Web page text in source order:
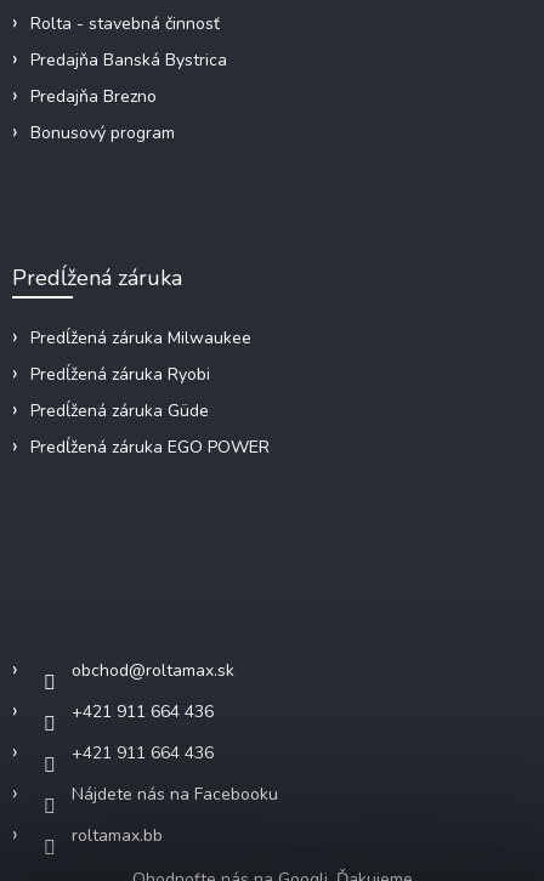
Rolta - stavebná činnosť
Predajňa Banská Bystrica
Predajňa Brezno
Bonusový program
Predĺžená záruka
Predĺžená záruka Milwaukee
Predĺžená záruka Ryobi
Predĺžená záruka Güde
Predĺžená záruka EGO POWER
obchod@roltamax.sk
+421 911 664 436
+421 911 664 436
Nájdete nás na Facebooku
roltamax.bb